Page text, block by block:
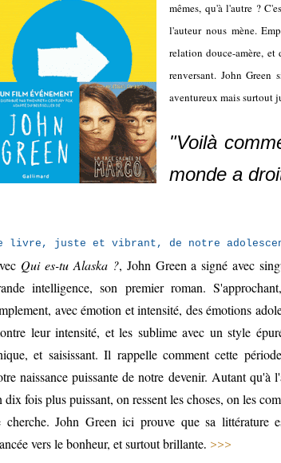
mêmes, qu'à l'autre ?
l'auteur nous mène.
relation douce-amère,
renversant. John Green
aventureux mais surtout
"Voilà
monde a
livre, juste et vibrant, de notre
Qui es-tu Alaska ?, John Green a signé avec
intelligence, son premier roman.
avec émotion et intensité, des émotions
leur intensité, et les sublime avec un style
et saisissant. Il rappelle comment cette
naissance puissante de notre devenir. Autant qu'à
dix fois plus puissant, on ressent les choses, on les
cherche. John Green ici prouve que sa littérature
vers le bonheur, et surtout brillante. >>>